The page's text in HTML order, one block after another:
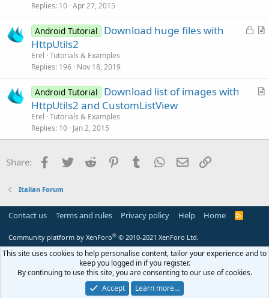
t
Replies 10 Apr 27, 2015
L
A
l
Android Tutorial
Download huge files with
HttpUtils2
Erel Tutorials & Examples
Replies 196 Nov 18, 2019
A
c
Android Tutorial
Download list of images with
HttpUtils2 and CustomListView
Erel Tutorials & Examples
Replies 10 Jan 2, 2015
Share: Facebook
Twitter Reddit PinterestTumblr WhatsApp
Email
Italian Forum
Contact us Terms and rules Privacy policy Help Home
R
Community platform by XenForo® © 2010-2021 XenForo Ltd.
This site uses cookies to help personalise content, tailor your experience and to
keep you logged in if you register.
By continuing to use this site, you are consenting to our use of cookies.
Accept
Learn more…